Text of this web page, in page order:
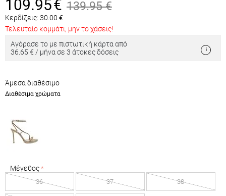
109.95€ 139.95 €
Κερδίζεις: 30.00 €
Τελευταίο κομμάτι, μην το χάσεις!
Αγόρασε το με πιστωτική κάρτα από
36.65 € / μήνα σε 3 άτοκες δόσεις
Άμεσα διαθέσιμο
Διαθέσιμα χρώματα
Μέγεθος
36 37 38